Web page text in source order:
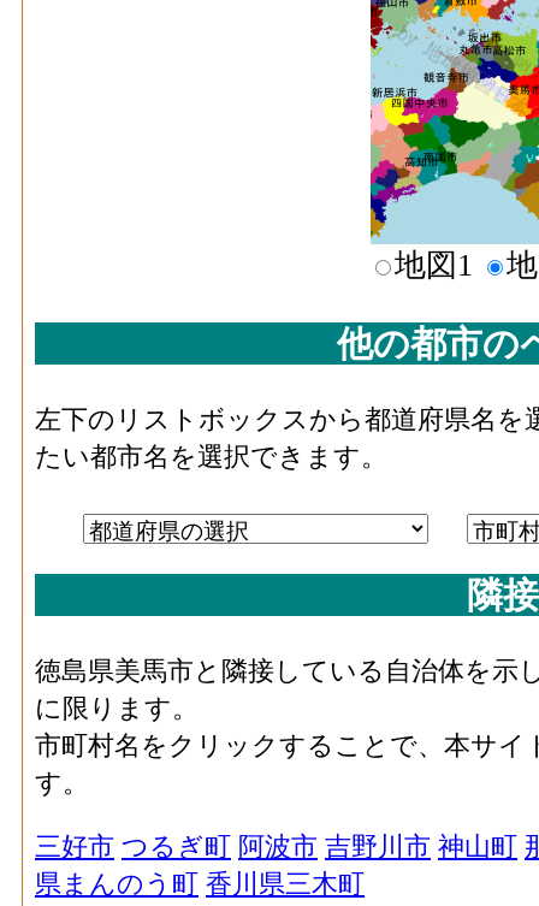
地図1
他の都市の
左下のリストボックスから都道府県名
たい都市名を選択できます。
隣
徳島県美馬市と隣接している自治体を示
に限ります。
市町村名をクリックすることで、本サ
す。
三好市 つるぎ町 阿波市 吉野川市 神山町
県まんのう町 香川県三木町